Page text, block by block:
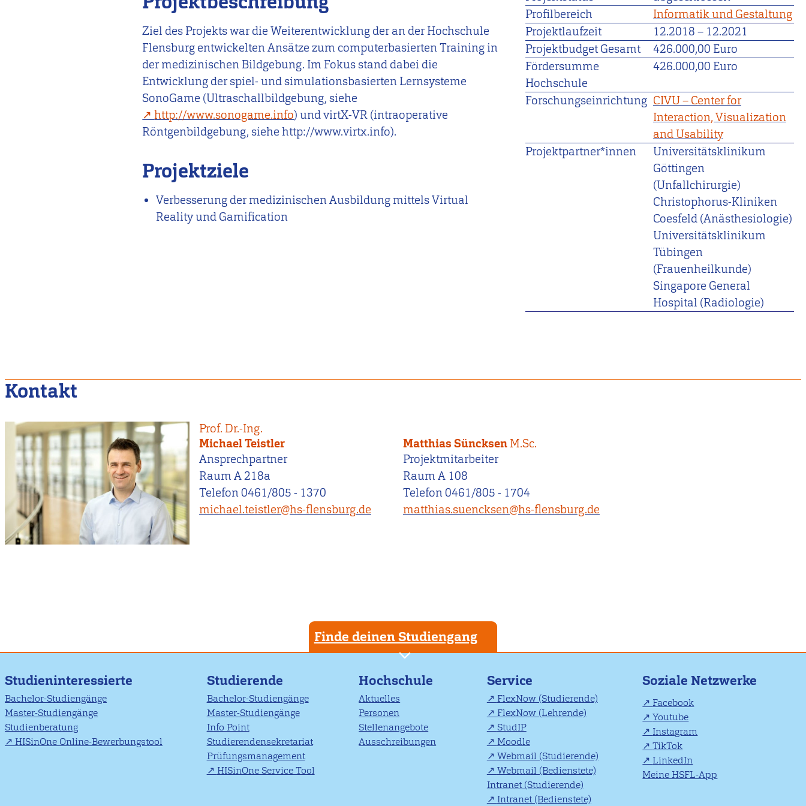
Profilbereich
Informatik und Gestaltung
Projektlaufzeit
12.2018 – 12.2021
Projektbudget Gesamt
426.000,00 Euro
Fördersumme
Hochschule
426.000,00 Euro
Forschungseinrichtung CIVU – Center for
Interaction, Visualization
and Usability
Projektpartner*innen
Universitätsklinikum
Göttingen
(Unfallchirurgie)
Christophorus-Kliniken
Coesfeld (Anästhesiologie)
Universitätsklinikum
Tübingen
(Frauenheilkunde)
Singapore General
Hospital (Radiologie)
Ziel des Projekts war die Weiterentwicklung der an der Hochschule
Flensburg entwickelten Ansätze zum computerbasierten Training in
der medizinischen Bildgebung. Im Fokus stand dabei die
Entwicklung der spiel- und simulationsbasierten Lernsysteme
SonoGame (Ultraschallbildgebung, siehe
http://www.sonogame.info) und virtX-VR (intraoperative
Röntgenbildgebung, siehe http://www.virtx.info).
Projektziele
Verbesserung der medizinischen Ausbildung mittels Virtual
Reality und Gamification
Kontakt
Prof. Dr.-Ing.
Michael Teistler
Ansprechpartner
Raum A 218a
Telefon 0461/805 - 1370
michael.teistler@hs-flensburg.de
Matthias Süncksen M.Sc.
Projektmitarbeiter
Raum A 108
Telefon 0461/805 - 1704
matthias.suencksen@hs-flensburg.de
Finde deinen Studiengang
Studieninteressierte
Bachelor-Studiengänge
Master-Studiengänge
Studienberatung
HISinOne Online-Bewerbungstool
Studierende
Bachelor-Studiengänge
Master-Studiengänge
Info Point
Studierendensekretariat
Prüfungsmanagement
HISinOne Service Tool
Hochschule
Aktuelles
Personen
Stellenangebote
Ausschreibungen
Service
FlexNow (Studierende)
FlexNow (Lehrende)
StudIP
Moodle
Webmail (Studierende)
Webmail (Bedienstete)
Intranet (Studierende)
Intranet (Bedienstete)
Soziale Netzwerke
Facebook
Youtube
Instagram
TikTok
LinkedIn
Meine HSFL-App